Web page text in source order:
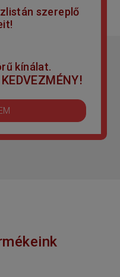
szereplő
kínálat.